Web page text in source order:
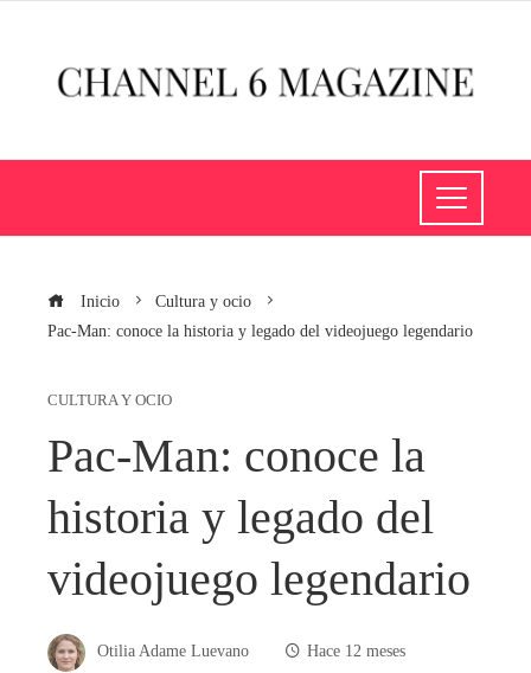
Inicio
Cultura y ocio
Pac-Man: conoce la historia y legado del videojuego legendario
CULTURA Y OCIO
Pac-Man: conoce la
historia y legado del
videojuego legendario
Otilia Adame Luevano
Hace 12 meses